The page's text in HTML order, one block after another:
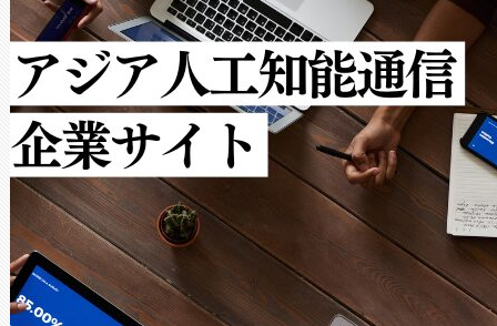
[…]
ットだけで最大1キロメート
ルの変電所周囲を監視でき、
作業と点群処理を簡素化でき
Avia 2は、2種類のFOVオプシ
× 80°のノーマルモード、長
ードを切り替えて使用するこ